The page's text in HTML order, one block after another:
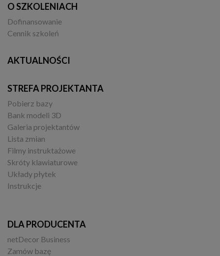
O SZKOLENIACH
Dofinansowanie
Cennik szkoleń
AKTUALNOŚCI
STREFA PROJEKTANTA
Pobierz bazy
Bank modeli 3D
Galeria projektantów
Lista zmian
Filmy instruktażowe
Skróty klawiaturowe
Układy płytek
Instrukcje
DLA PRODUCENTA
netDecor Business
Zamów bazę